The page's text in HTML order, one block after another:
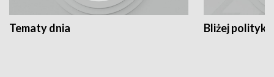
Tematy dnia Bliżej polityki